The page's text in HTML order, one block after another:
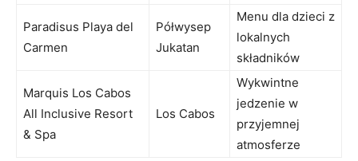
Paradisus Playa del
Carmen
Półwysep
Jukatan
Menu dla dzieci z
lokalnych
składników
Marquis Los Cabos
All Inclusive Resort
& Spa
Los Cabos
Wykwintne
jedzenie w
przyjemnej
atmosferze